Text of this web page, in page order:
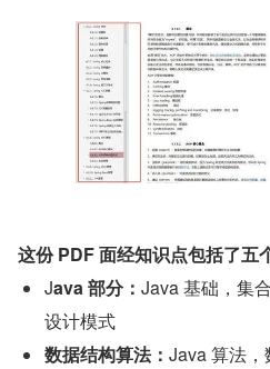
这份 PDF 面经知识点包括了五
Java 部分： Java 基础，集
设计模式
数据结构算法： Java 算法，